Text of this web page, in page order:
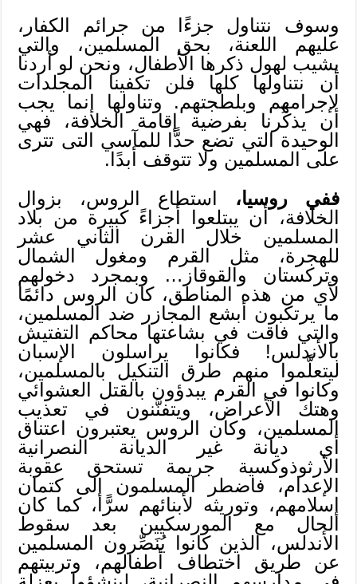
وسوف نتناول جزءًا من جرائم الكفار،
عليهم اللعنة، بحق المسلمين، والتي
يشيب لهول ذكرها الأطفال، ونحن لو أردنا
أن نتناولها كلها فلن تكفينا المجلدات
لإجرامهم وبلطجتهم. وتناولها إنما يجب
أن يذكِّرنا بفرضية إقامة الخلافة، فهي
الوحيدة التي تضع حدًّا للمآسي التى تترى
على المسلمين ولا تتوقف أبدًا.
ففي روسيا، استطاع الروس، بزوال
الخلافة، أن يبتلعوا أجزاءً كبيرة من بلاد
المسلمين خلال القرن الثاني عشر
للهجرة، مثل القرم ومغول الشمال
وتركستان والقوقاز… وبمجرد دخولهم
لأي من هذه المناطق، كان الروس دائمًا
ما يرتكبون أبشع المجازر ضد المسلمين،
والتي فاقت في بشاعتها محاكم التفتيش
بالأندلس! فكانوا يراسلون الإسبان
ليتعلَّموا منهم طرق التنكيل بالمسلمين،
وكانوا في القرم يبدؤون بالقتل العشوائي
وهتك الأعراض، ويتفنَّنون في تعذيب
المسلمين، وكان الروس يعتبرون اعتناق
أي ديانة غير الديانة النصرانية
الأرثوذوكسية جريمة تستحق عقوبة
الإعدام، فاضطر المسلمون إلى كتمان
إسلامهم، وتوريثه لأبنائهم سرًّا، كما كان
الحال مع المورسكيين بعد سقوط
الأندلس، الذين كانوا يُنَصِّرون المسلمين
عن طريق اختطاف أطفالهم، وتربيتهم